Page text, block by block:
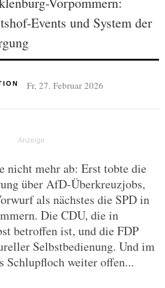
Events und System der
Fr, 27. Februar 2026
nicht mehr ab: Erst tobte die
über AfD-Überkreuzjobs,
als nächstes die SPD in
Die CDU, die in
betroffen ist, und die FDP
Selbstbedienung. Und im
Schlupfloch weiter offen...